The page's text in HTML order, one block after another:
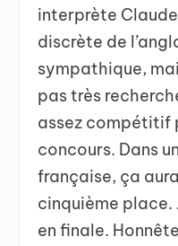
interprète
discrète de
sympathique,
pas très
assez compétitif
concours. Dans
française, ça
cinquième place.
en finale.